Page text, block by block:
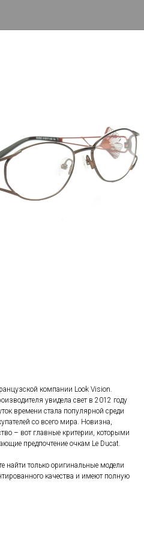
компании Look Vision.
увидела свет в 2012 году
времени стала популярной среди
со всего мира. Новизна,
– вот главные критерии, которыми
предпочтение очкам Le Ducat.
найти только оригинальные модели
качества и имеют полную